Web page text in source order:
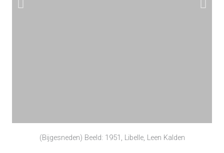
(Bijgesneden) Beeld: 1951, Libelle, Leen Kalden